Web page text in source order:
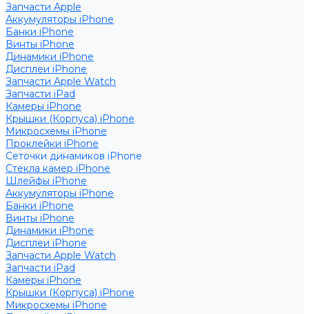
Запчасти Apple
Аккумуляторы iPhone
Банки iPhone
Винты iPhone
Динамики iPhone
Дисплеи iPhone
Запчасти Apple Watch
Запчасти iPad
Камеры iPhone
Крышки (Корпуса) iPhone
Микросхемы iPhone
Проклейки iPhone
Сеточки динамиков iPhone
Стекла камер iPhone
Шлейфы iPhone
Аккумуляторы iPhone
Банки iPhone
Винты iPhone
Динамики iPhone
Дисплеи iPhone
Запчасти Apple Watch
Запчасти iPad
Камеры iPhone
Крышки (Корпуса) iPhone
Микросхемы iPhone